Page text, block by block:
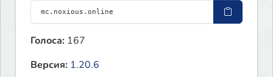
Голоса: 167
Версия: 1.20.6